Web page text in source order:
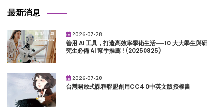
最新消息
2026-07-28
善用 AI 工具，打造高效率學術生活──10 大大學生與研
究生必備 AI 幫手推薦 ! (20250825)
2026-07-28
台灣開放式課程聯盟創用CC4.0中英文版授權書